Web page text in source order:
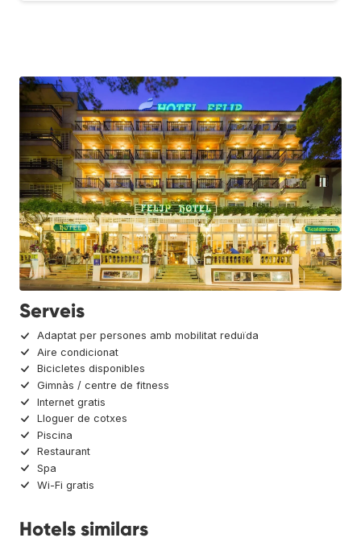
Serveis
Adaptat per persones amb mobilitat reduïda
Aire condicionat
Bicicletes disponibles
Gimnàs / centre de fitness
Internet gratis
Lloguer de cotxes
Piscina
Restaurant
Spa
Wi-Fi gratis
Hotels similars